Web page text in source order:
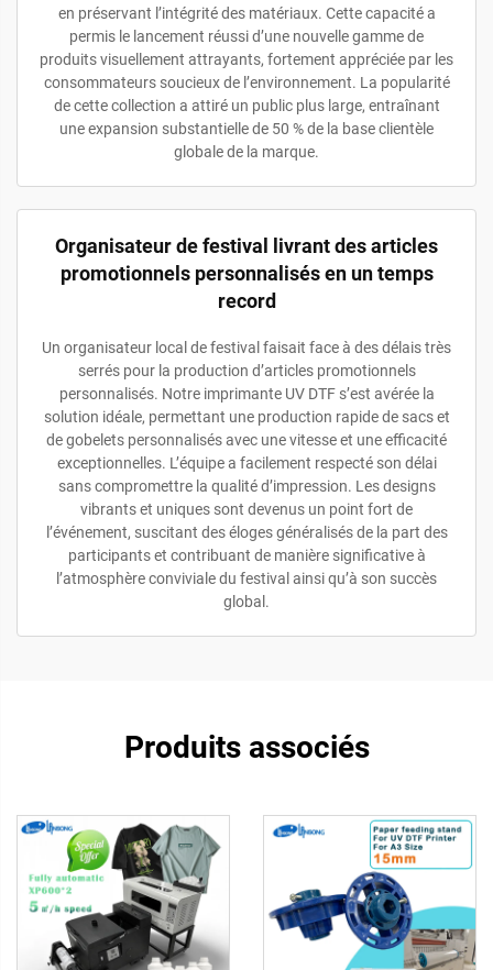
en préservant l’intégrité des matériaux. Cette capacité a
permis le lancement réussi d’une nouvelle gamme de
produits visuellement attrayants, fortement appréciée par les
consommateurs soucieux de l’environnement. La popularité
de cette collection a attiré un public plus large, entraînant
une expansion substantielle de 50 % de la base clientèle
globale de la marque.
Organisateur de festival livrant des articles
promotionnels personnalisés en un temps
record
Un organisateur local de festival faisait face à des délais très
serrés pour la production d’articles promotionnels
personnalisés. Notre imprimante UV DTF s’est avérée la
solution idéale, permettant une production rapide de sacs et
de gobelets personnalisés avec une vitesse et une efficacité
exceptionnelles. L’équipe a facilement respecté son délai
sans compromettre la qualité d’impression. Les designs
vibrants et uniques sont devenus un point fort de
l’événement, suscitant des éloges généralisés de la part des
participants et contribuant de manière significative à
l’atmosphère conviviale du festival ainsi qu’à son succès
global.
Produits associés